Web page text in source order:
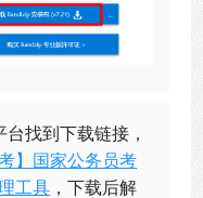
找到下载链接，
考】国家公务员考
工具 ，下载后解